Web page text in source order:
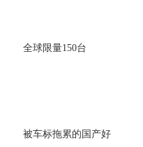
全球限量150台
被车标拖累的国产好